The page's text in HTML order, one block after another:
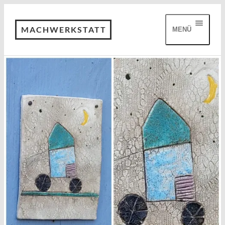
MACHWERKSTATT MENÜ